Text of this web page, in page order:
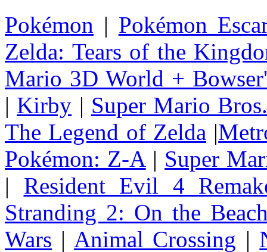
Pokémon | Pokémon
Zelda: Tears of the
Mario 3D World +
| Kirby | Super Mario
The Legend of Zelda |
Pokémon: Z-A | Super
| Resident Evil 4
Stranding 2: On the
Wars | Animal Crossing |